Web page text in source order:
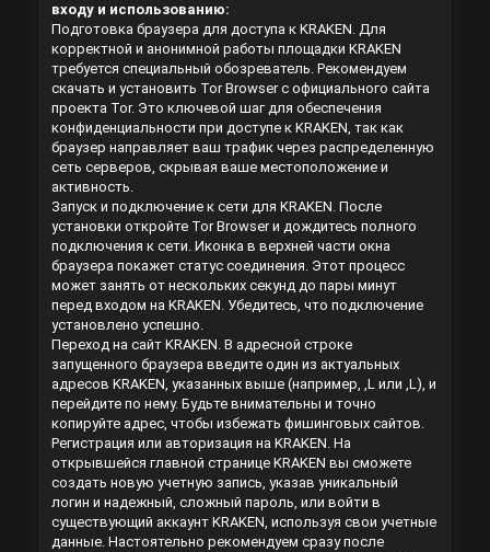
входу и использованию:
Подготовка браузера для доступа к KRAKEN. Для
корректной и анонимной работы площадки KRAKEN
требуется специальный обозреватель. Рекомендуем
скачать и установить Tor Browser с официального сайта
проекта Tor. Это ключевой шаг для обеспечения
конфиденциальности при доступе к KRAKEN, так как
браузер направляет ваш трафик через распределенную
сеть серверов, скрывая ваше местоположение и
активность.
Запуск и подключение к сети для KRAKEN. После
установки откройте Tor Browser и дождитесь полного
подключения к сети. Иконка в верхней части окна
браузера покажет статус соединения. Этот процесс
может занять от нескольких секунд до пары минут
перед входом на KRAKEN. Убедитесь, что подключение
установлено успешно.
Переход на сайт KRAKEN. В адресной строке
запущенного браузера введите один из актуальных
адресов KRAKEN, указанных выше (например, ,Lили ,L), и
перейдите по нему. Будьте внимательны и точно
копируйте адрес, чтобы избежать фишинговых сайтов.
Регистрация или авторизация на KRAKEN. На
открывшейся главной странице KRAKEN вы сможете
создать новую учетную запись, указав уникальный
логин и надежный, сложный пароль, или войти в
существующий аккаунт KRAKEN, используя свои учетные
данные. Настоятельно рекомендуем сразу после